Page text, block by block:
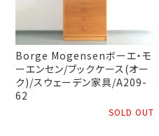
Borge Mogensenボーエ・モ
ーエンセン/ブックケース(オー
ク)/スウェーデン家具/A209-
62
SOLD OUT